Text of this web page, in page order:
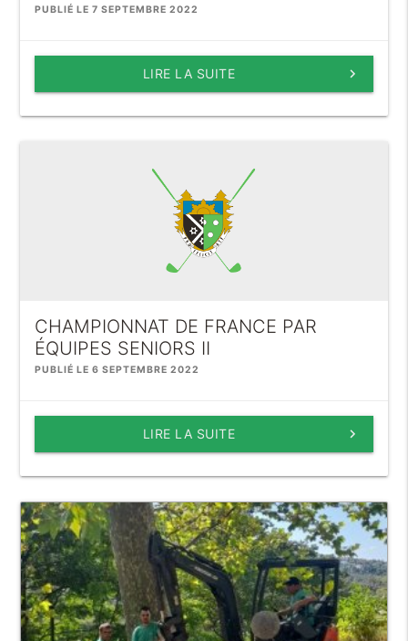
PUBLIÉ LE 7 SEPTEMBRE 2022
keyboard_arrow_right
LIRE LA SUITE
CHAMPIONNAT DE FRANCE PAR
ÉQUIPES SENIORS II
PUBLIÉ LE 6 SEPTEMBRE 2022
keyboard_arrow_right
LIRE LA SUITE